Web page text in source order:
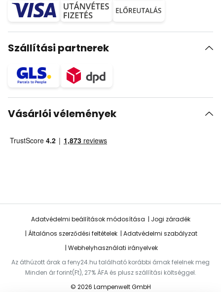
Szállítási partnerek
Vásárlói vélemények
Adatvédelmi beállítások módosítása
Jogi záradék
Általános szerződési feltételek
Adatvédelmi szabályzat
Webhelyhasználati irányelvek
Az áthúzott árak a feny24.hu található korábbi árnak felelnek meg
Minden ár forint(Ft), 27% ÁFA és plusz szállítási költséggel.
© 2026 Lampenwelt GmbH